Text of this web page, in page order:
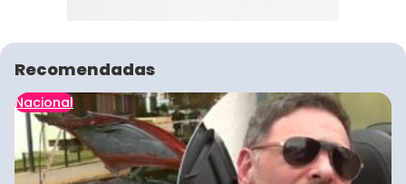
Recomendadas
Nacional